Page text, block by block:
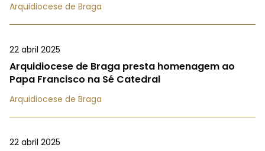
Arquidiocese de Braga
22 abril 2025
Arquidiocese de Braga presta homenagem ao
Papa Francisco na Sé Catedral
Arquidiocese de Braga
22 abril 2025